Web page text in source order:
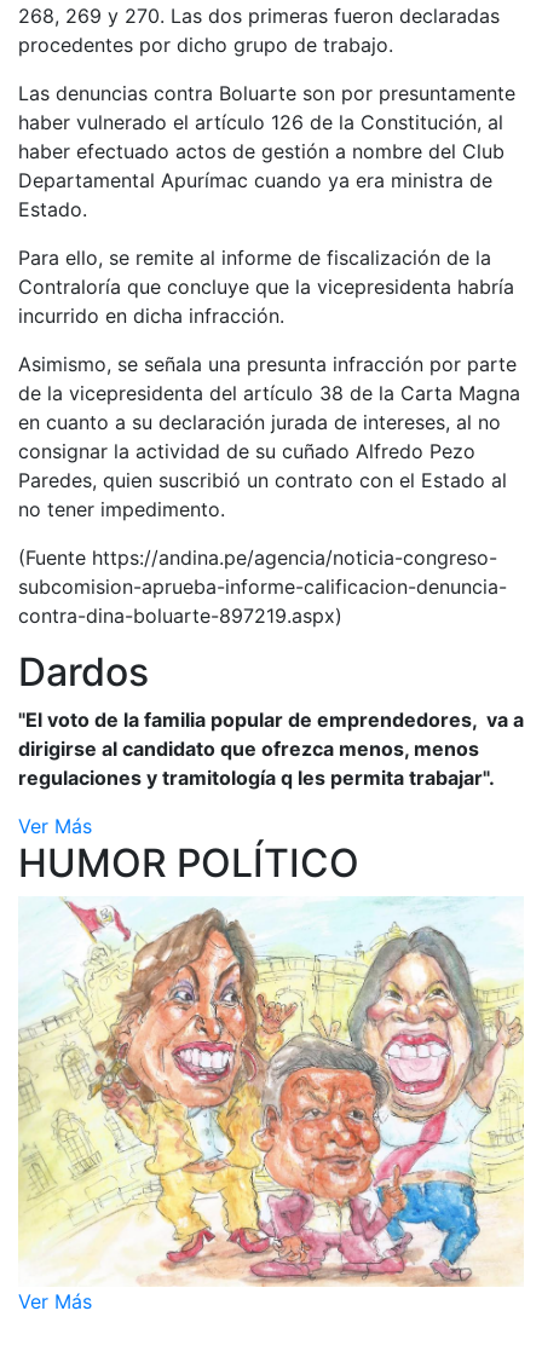
268, 269 y 270. Las dos primeras fueron declaradas
procedentes por dicho grupo de trabajo.
Las denuncias contra Boluarte son por presuntamente
haber vulnerado el artículo 126 de la Constitución, al
haber efectuado actos de gestión a nombre del Club
Departamental Apurímac cuando ya era ministra de
Estado.
Para ello, se remite al informe de fiscalización de la
Contraloría que concluye que la vicepresidenta habría
incurrido en dicha infracción.
Asimismo, se señala una presunta infracción por parte
de la vicepresidenta del artículo 38 de la Carta Magna
en cuanto a su declaración jurada de intereses, al no
consignar la actividad de su cuñado Alfredo Pezo
Paredes, quien suscribió un contrato con el Estado al
no tener impedimento.
(Fuente https://andina.pe/agencia/noticia-congreso-
subcomision-aprueba-informe-calificacion-denuncia-
contra-dina-boluarte-897219.aspx)
Dardos
"El voto de la familia popular de emprendedores, va a
dirigirse al candidato que ofrezca menos, menos
regulaciones y tramitología q les permita trabajar".
Ver Más
HUMOR POLÍTICO
Ver Más